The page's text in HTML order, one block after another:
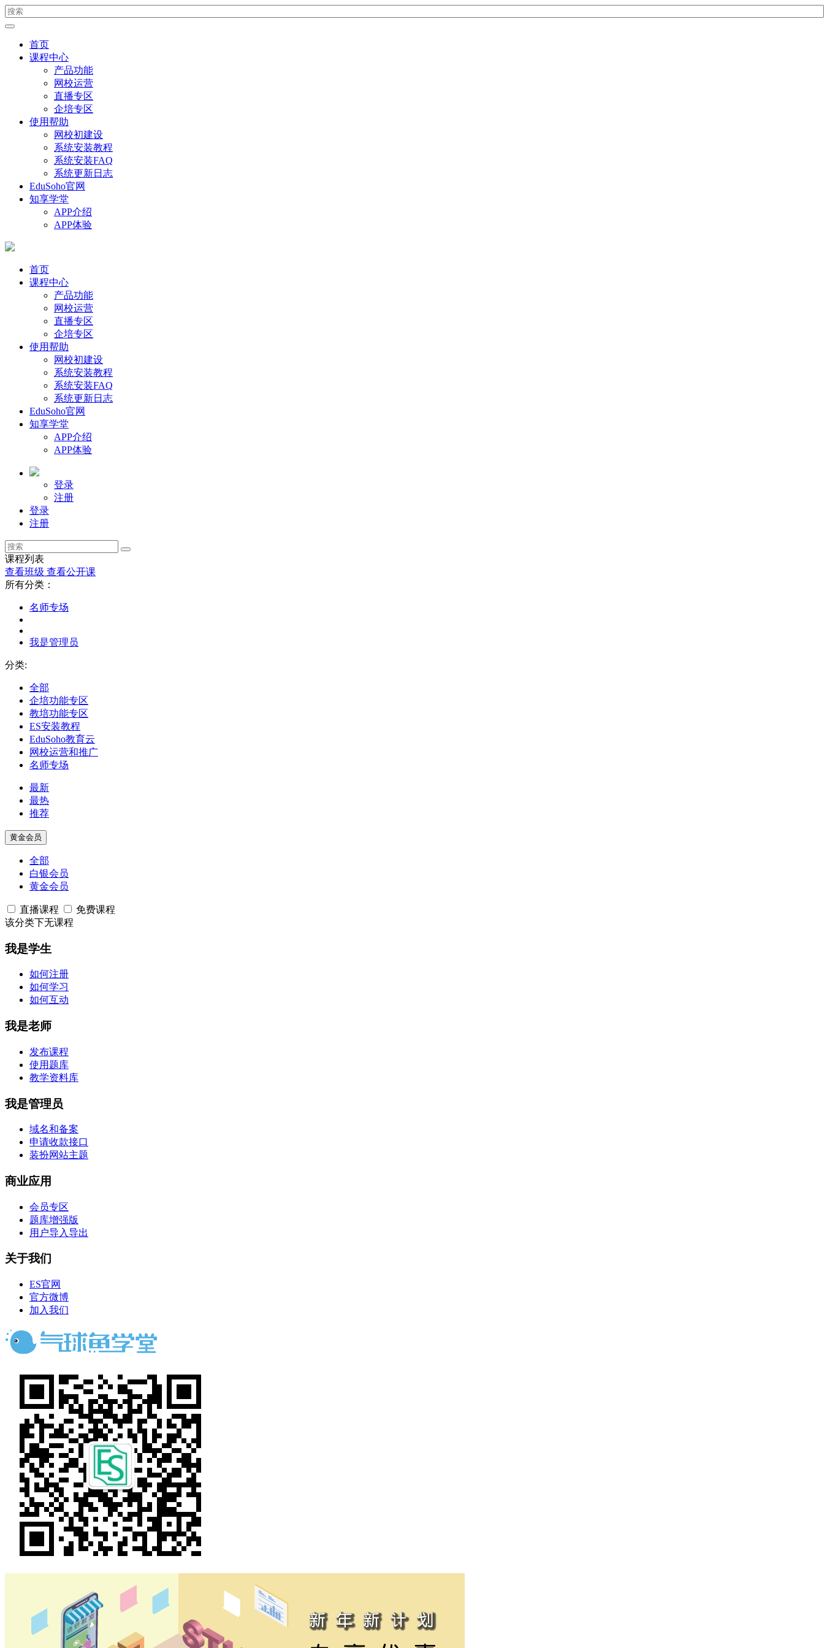
首页
课程中心
产品功能
网校运营
直播专区
企培专区
使用帮助
网校初建设
系统安装教程
系统安装FAQ
系统更新日志
EduSoho官网
知享学堂
APP介绍
APP体验
首页
课程中心
产品功能
网校运营
直播专区
企培专区
使用帮助
网校初建设
系统安装教程
系统安装FAQ
系统更新日志
EduSoho官网
知享学堂
APP介绍
APP体验
登录
注册
登录
注册
课程列表
查看班级 查看公开课
所有分类：
名师专场
我是管理员
分类:
全部
企培功能专区
教培功能专区
ES安装教程
EduSoho教育云
网校运营和推广
名师专场
最新
最热
推荐
黄金会员
全部
白银会员
黄金会员
直播课程
免费课程
该分类下无课程
我是学生
如何注册
如何学习
如何互动
我是老师
发布课程
使用题库
教学资料库
我是管理员
域名和备案
申请收款接口
装扮网站主题
商业应用
会员专区
题库增强版
用户导入导出
关于我们
ES官网
官方微博
加入我们